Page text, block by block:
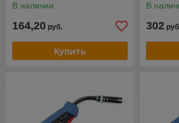
В наличии
164,20 руб.
Купить
1.2мм,
В
302